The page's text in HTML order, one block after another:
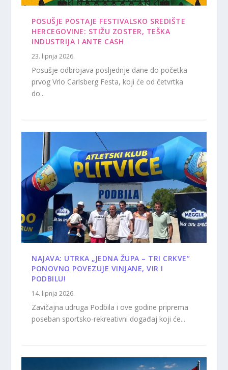
POSUŠJE POSTAJE FESTIVALSKO SREDIŠTE
HERCEGOVINE: STIŽU ZOSTER, TEŠKA
INDUSTRIJA I ANTE CASH
23. lipnja 2026.
Posušje odbrojava posljednje dane do početka
prvog Vrlo Carlsberg Festa, koji će od četvrtka
do...
NAJAVA: UTRKA „JEDNA ŽUPA – TRI CRKVE“
PONOVNO POVEZUJE VINJANE, VIR I
PODBILU!
14. lipnja 2026.
Zavičajna udruga Podbila i ove godine priprema
poseban sportsko-rekreativni događaj koji će...